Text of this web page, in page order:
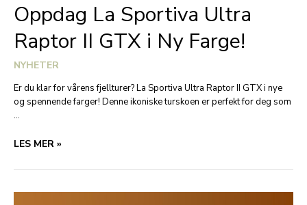
Oppdag La Sportiva Ultra
Raptor II GTX i Ny Farge!
NYHETER
Er du klar for vårens fjellturer? La Sportiva Ultra Raptor II GTX i nye
og spennende farger! Denne ikoniske turskoen er perfekt for deg som
…
OPPDAG
SPORTIVA
LES MER »